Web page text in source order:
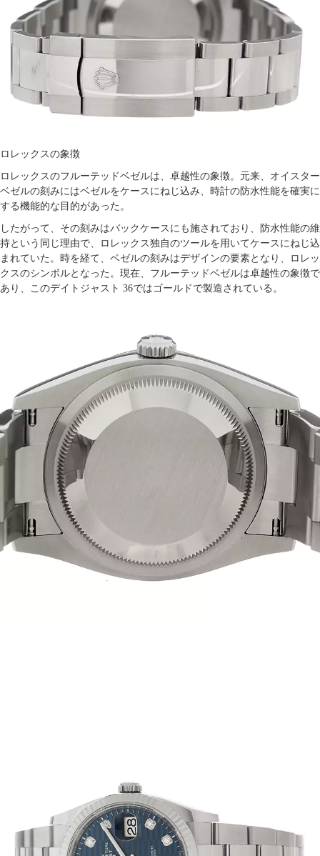
ロレックスの象徴
ロレックスのフルーテッドベゼルは、卓越性の象徴。元来、オイスター
ベゼルの刻みにはベゼルをケースにねじ込み、時計の防水性能を確実に
する機能的な目的があった。
したがって、その刻みはバックケースにも施されており、防水性能の維
持という同じ理由で、ロレックス独自のツールを用いてケースにねじ込
まれていた。時を経て、ベゼルの刻みはデザインの要素となり、ロレッ
クスのシンボルとなった。現在、フルーテッドベゼルは卓越性の象徴で
あり、このデイトジャスト 36ではゴールドで製造されている。